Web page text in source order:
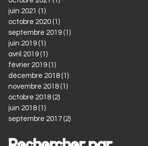
juin 2021 (1)
octobre 2020 (1)
septembre 2019 (1)
juin 2019 (1)
avril 2019 (1)
février 2019 (1)
décembre 2018 (1)
novembre 2018 (1)
octobre 2018 (2)
juin 2018 (1)
septembre 2017 (2)